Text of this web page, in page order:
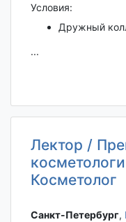
Условия:
Дружный
...
Лектор /
Косметолог
Санкт-Петербург‎,